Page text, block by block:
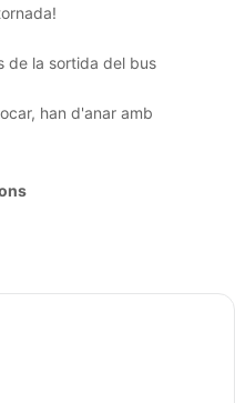
de la sortida del bus
han d'anar amb